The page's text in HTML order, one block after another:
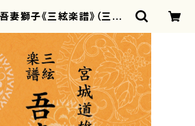
獅子《三絃楽譜》（三絃/
| motherearth